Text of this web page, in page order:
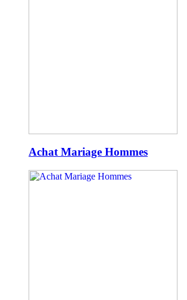
Achat Mariage Hommes